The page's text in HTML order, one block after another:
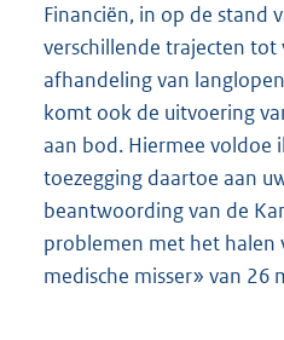
Financiën, in op de stand
verschillende trajecten tot
afhandeling van
komt ook de uitvoering
aan bod. Hiermee voldoe
toezegging daartoe aan
beantwoording van de
problemen met het halen
medische misser» van 26